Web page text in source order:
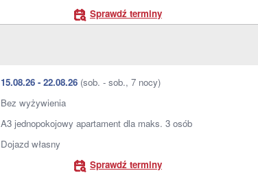
Sprawdź terminy
15.08.26 - 22.08.26 (sob. - sob., 7 nocy)
Bez wyżywienia
A3 jednopokojowy apartament dla maks. 3 osób
Dojazd własny
Sprawdź terminy